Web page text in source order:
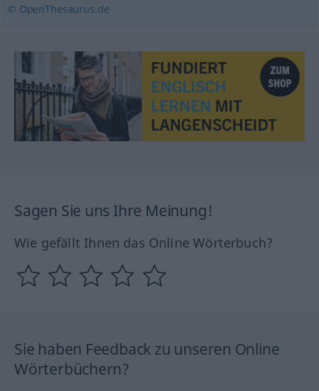
© OpenThesaurus.de
Sagen Sie uns Ihre Meinung!
Wie gefällt Ihnen das Online Wörterbuch?
Sie haben Feedback zu unseren Online
Wörterbüchern?